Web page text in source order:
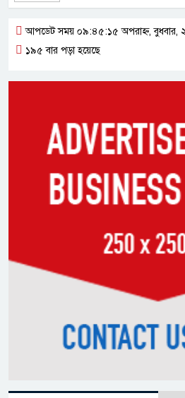
আপডেট সময় ০৯:৪৫:১৫ অপরাহ্ন, বুধবার,
১৯৫ বার পড়া হয়েছে